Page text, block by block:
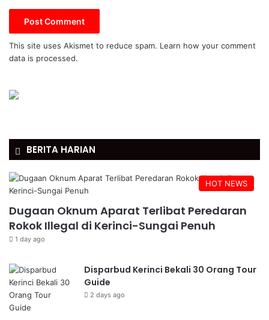
This site uses Akismet to reduce spam. Learn how your comment
data is processed.
BERITA HARIAN
HOT NEWS
Dugaan Oknum Aparat Terlibat Peredaran
Rokok Illegal di Kerinci-Sungai Penuh
1 day ago
Disparbud Kerinci Bekali 30 Orang Tour
Guide
2 days ago